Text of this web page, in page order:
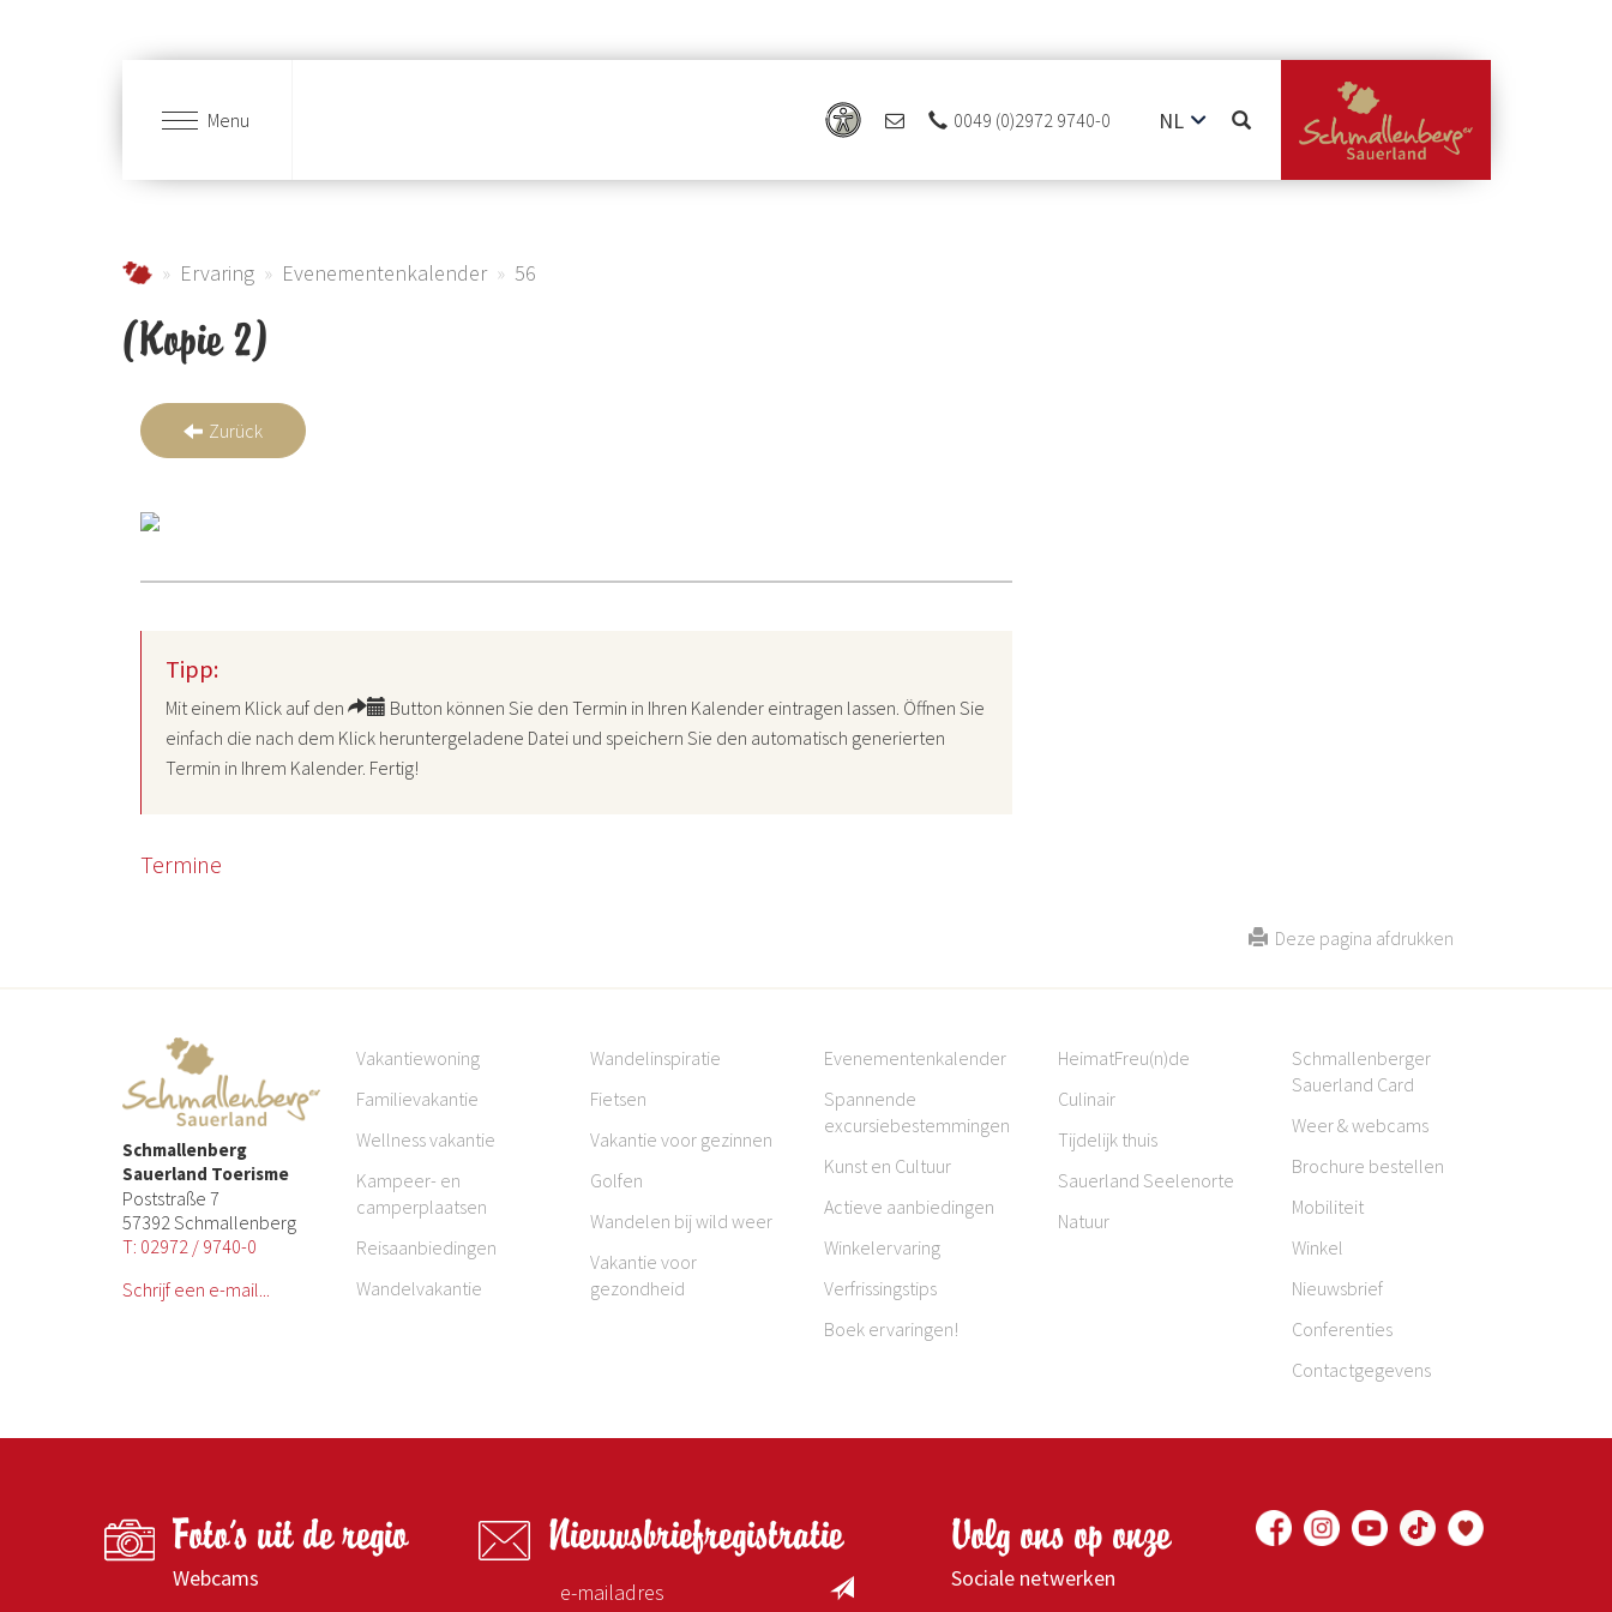
Menu 0049 (0)2972 9740-0
NL
EN
Urlaub im Schmallenberger Sauerland und der Ferienregion Eslohe
Ervaring Evenementenkalender 56
(Kopie 2)
Zurück
Tipp:
Mit einem Klick auf den
Button können Sie den Termin in Ihren Kalender eintragen lassen. Öffnen Sie
einfach die nach dem Klick heruntergeladene Datei und speichern Sie den automatisch generierten
Termin in Ihrem Kalender. Fertig!
Termine
Deze pagina afdrukken
Schmallenberg
Sauerland Toerisme
Poststraße 7
57392 Schmallenberg
T: 02972 / 9740-0
Schrijf een e-mail...
Vakantiewoning
Familievakantie
Wellness vakantie
Kampeer- en
camperplaatsen
Reisaanbiedingen
Wandelvakantie
Wandelinspiratie
Fietsen
Vakantie voor gezinnen
Golfen
Wandelen bij wild weer
Vakantie voor
gezondheid
Evenementenkalender
Spannende
excursiebestemmingen
Kunst en Cultuur
Actieve aanbiedingen
Winkelervaring
Verfrissingstips
Boek ervaringen!
HeimatFreu(n)de
Culinair
Tijdelijk thuis
Sauerland Seelenorte
Natuur
Schmallenberger
Sauerland Card
Weer & webcams
Brochure bestellen
Mobiliteit
Winkel
Nieuwsbrief
Conferenties
Contactgegevens
Foto's uit de regio
Webcams
Nieuwsbriefregistratie Volg ons op onze
Sociale netwerken